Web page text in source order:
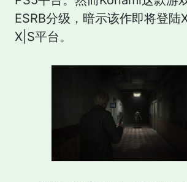
ESRB分级，暗示该作即将登
X|S平台。